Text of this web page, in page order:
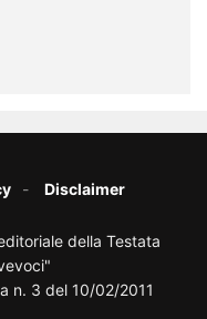
Disclaimer
della Testata
n. 3 del 10/02/2011